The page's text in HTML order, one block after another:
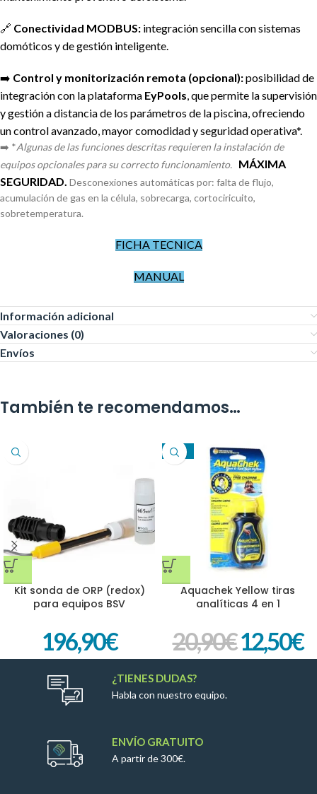
🔗 Conectividad MODBUS: integración sencilla con sistemas
domóticos y de gestión inteligente.
➡️ Control y monitorización remota (opcional):posibilidad de
integración con la plataforma EyPools, que permite la supervisión
y gestión a distancia de los parámetros de la piscina, ofreciendo
un control avanzado, mayor comodidad y seguridad operativa*.
➡️ *Algunas de las funciones descritas requieren la instalación de
equipos opcionales para su correcto funcionamiento. MÁXIMA
SEGURIDAD. Desconexiones automáticas por: falta de flujo,
acumulación de gas en la célula, sobrecarga, cortociricuito,
sobretemperatura.
FICHA TECNICA
MANUAL
Información adicional
Valoraciones (0)
Envíos
También te recomendamos…
Kit sonda de ORP (redox)
para equipos BSV
196,90€
-40%
Aquachek Yellow tiras
analíticas 4 en 1
20,90€12,50€
¿TIENES DUDAS?
Habla con nuestro equipo.
ENVÍO GRATUITO
A partir de 300€.